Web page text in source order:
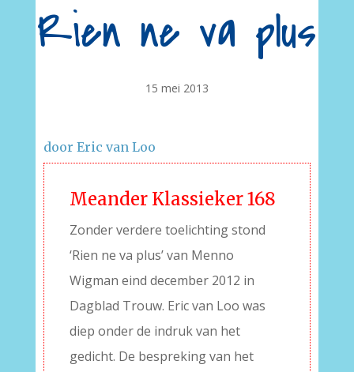
Rien ne va plus
15 mei 2013
door Eric van Loo
Meander Klassieker 168
Zonder verdere toelichting stond
‘Rien ne va plus’ van Menno
Wigman eind december 2012 in
Dagblad Trouw. Eric van Loo was
diep onder de indruk van het
gedicht. De bespreking van het